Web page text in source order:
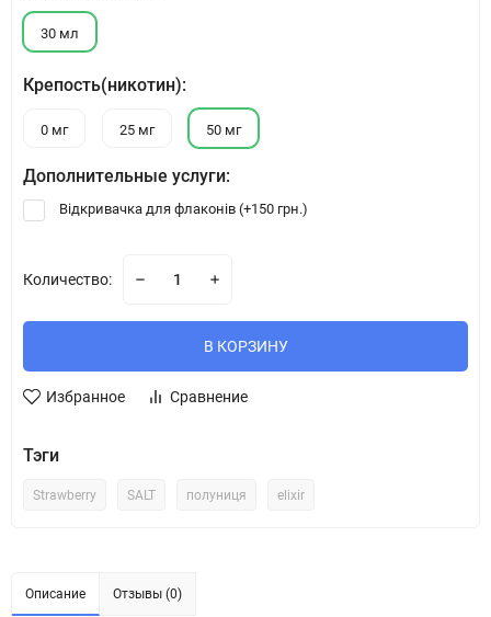
30 мл
Крепость(никотин):
0 мг 25 мг 50 мг
Дополнительные услуги:
Відкривачка для флаконів (+150 грн.)
Количество:
В КОРЗИНУ
Избранное Сравнение
Тэги
Strawberry SALT полуниця elixir
Описание Отзывы (0)